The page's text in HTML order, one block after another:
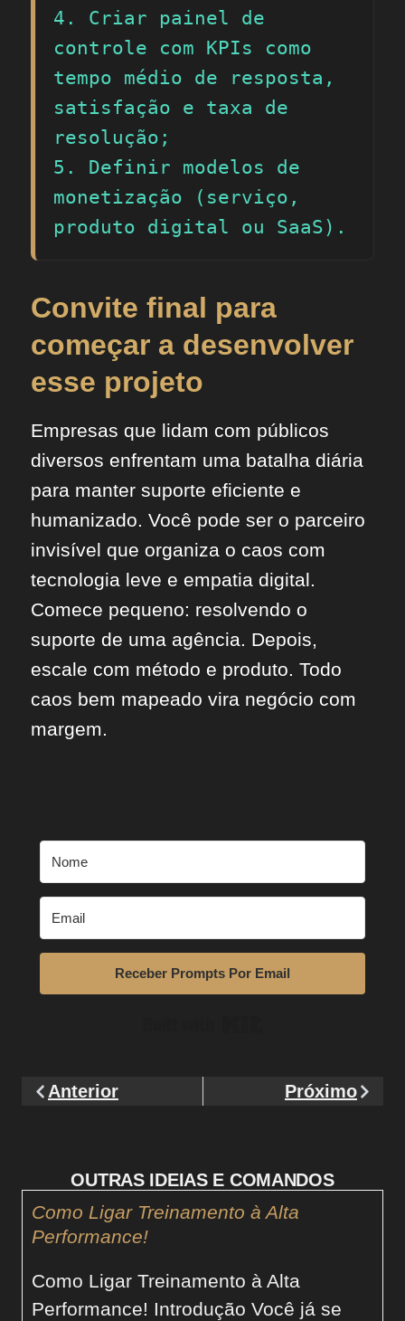
4. Criar painel de
controle com KPIs como
tempo médio de resposta,
satisfação e taxa de
resolução;
5. Definir modelos de
monetização (serviço,
produto digital ou SaaS).
Convite final para
começar a desenvolver
esse projeto
Empresas que lidam com públicos
diversos enfrentam uma batalha diária
para manter suporte eficiente e
humanizado. Você pode ser o parceiro
invisível que organiza o caos com
tecnologia leve e empatia digital.
Comece pequeno: resolvendo o
suporte de uma agência. Depois,
escale com método e produto. Todo
caos bem mapeado vira negócio com
margem.
Receber Prompts Por Email
Anterior Próximo
OUTRAS IDEIAS E COMANDOS
Como Ligar Treinamento à Alta
Performance!
Como Ligar Treinamento à Alta
Performance! Introdução Você já se